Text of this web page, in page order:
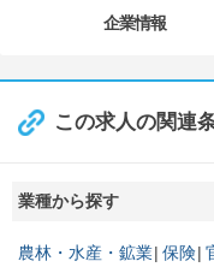
企業情報
この求人の関連
業種から探す
農林・水産・鉱業 保険